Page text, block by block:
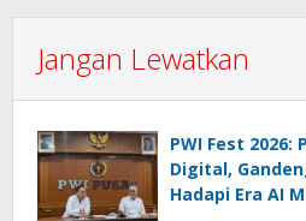
Jangan Lewatkan
PWI Fest
Digital,
Hadapi Era AI